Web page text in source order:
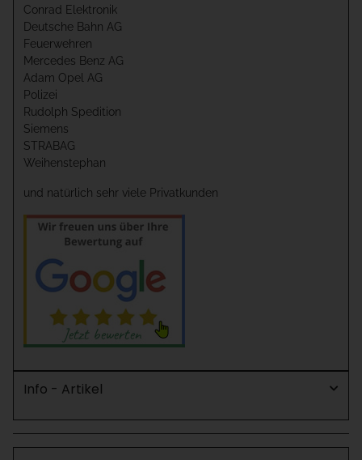
Conrad Elektronik
Deutsche Bahn AG
Feuerwehren
Mercedes Benz AG
Adam Opel AG
Polizei
Rudolph Spedition
Siemens
STRABAG
Weihenstephan
und natürlich sehr viele Privatkunden
Info - Artikel